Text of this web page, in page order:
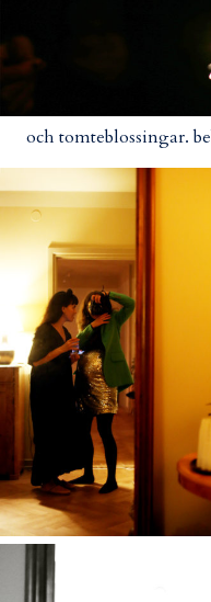
och tomteblossingar.